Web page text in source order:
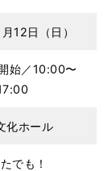
12日（日）
始／10:00〜
化ホール
でも！